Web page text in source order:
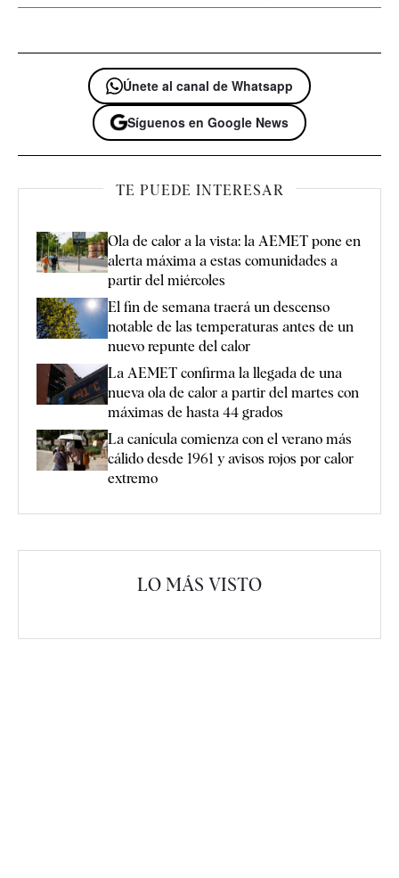
Únete al canal de Whatsapp
Síguenos en Google News
TE PUEDE INTERESAR
Ola de calor a la vista: la AEMET pone en
alerta máxima a estas comunidades a
partir del miércoles
El fin de semana traerá un descenso
notable de las temperaturas antes de un
nuevo repunte del calor
La AEMET confirma la llegada de una
nueva ola de calor a partir del martes con
máximas de hasta 44 grados
La canícula comienza con el verano más
cálido desde 1961 y avisos rojos por calor
extremo
LO MÁS VISTO